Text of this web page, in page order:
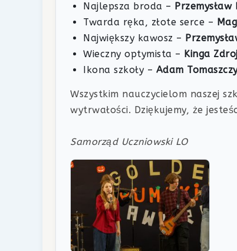
Najlepsza broda – Przemysław
Twarda ręka, złote serce –
Największy kawosz –
Wieczny optymista – Kinga
Ikona szkoły – Adam
Wszystkim nauczycielom naszej
wytrwałości. Dziękujemy, że
Samorząd Uczniowski LO